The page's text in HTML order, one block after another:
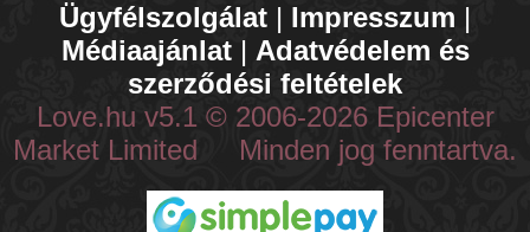
Ügyfélszolgálat | Impresszum |
Médiaajánlat| Adatvédelem és
szerződési feltételek
Love.hu v5.1 © 2006-2026 Epicenter
Market Limited Minden jog fenntartva.